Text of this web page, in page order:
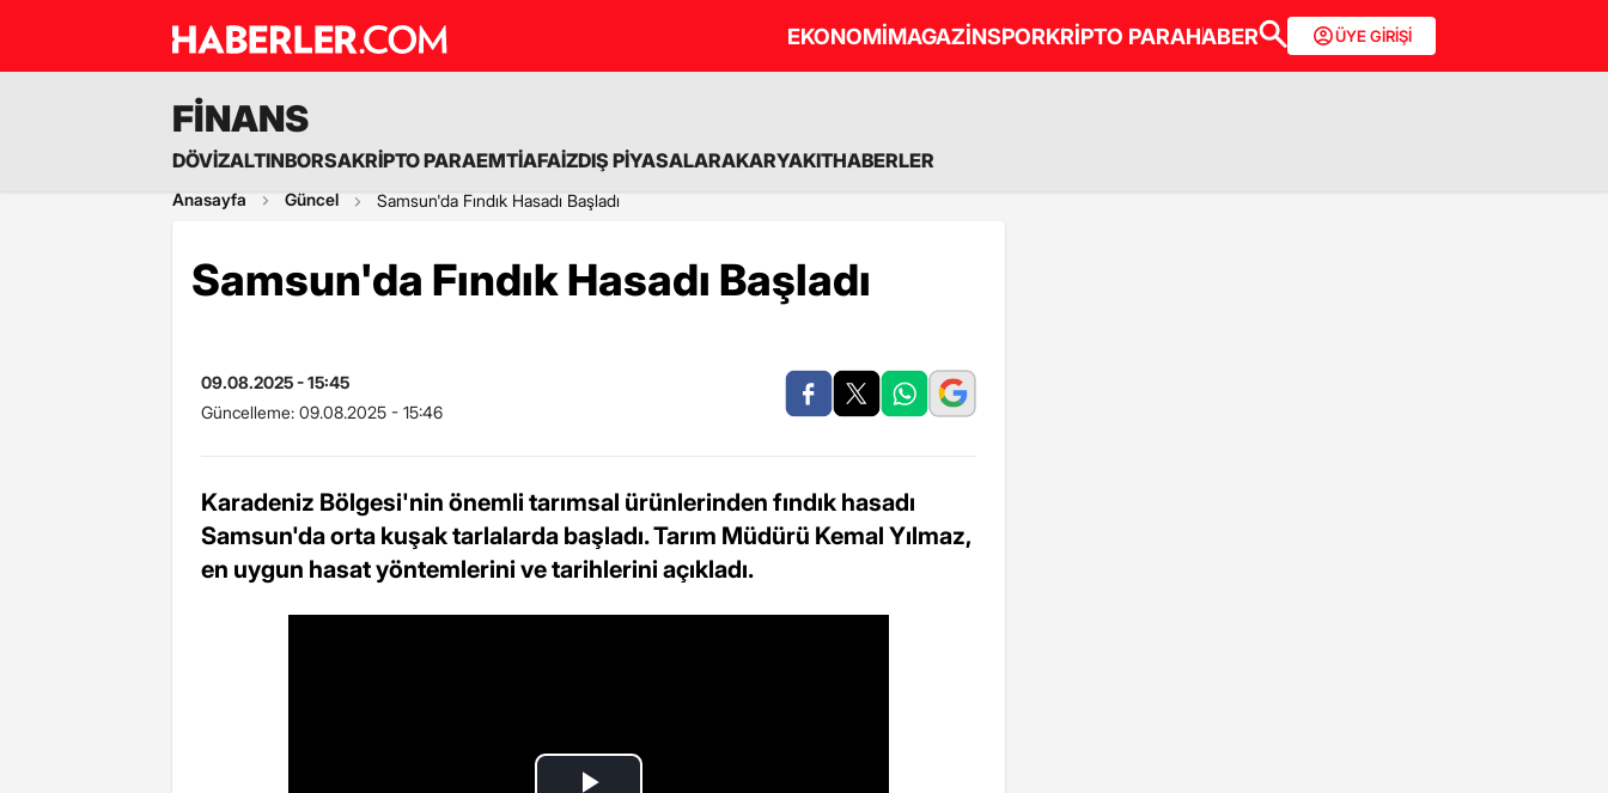
EKONOMİMAGAZİNSPORKRİPTO PARAHABER ÜYE GİRİŞİ
FİNANS
DÖVİZALTINBORSAKRİPTO PARAEMTİAFAİZDIŞ PİYASALARAKARYAKITHABERLER
Anasayfa Güncel Samsun'da Fındık Hasadı Başladı
Samsun'da Fındık Hasadı Başladı
09.08.2025 - 15:45
Güncelleme: 09.08.2025 - 15:46
Karadeniz Bölgesi'nin önemli tarımsal ürünlerinden fındık hasadı
Samsun'da orta kuşak tarlalarda başladı. Tarım Müdürü Kemal Yılmaz,
en uygun hasat yöntemlerini ve tarihlerini açıkladı.